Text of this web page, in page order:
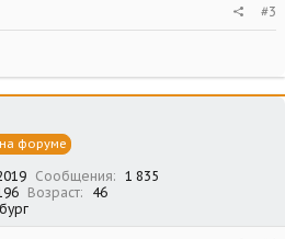
#3
форуме
Сообщения
1 835
Возраст
46